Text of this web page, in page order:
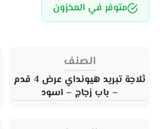
متوفر في المخزون
الصنف
ثلاجة تبريد هيونداي عرض 4 قدم
– باب زجاج – اسود